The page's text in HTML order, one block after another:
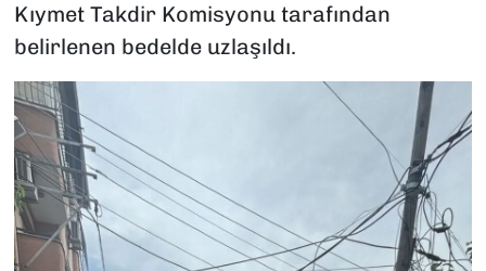
Kıymet Takdir Komisyonu tarafından
belirlenen bedelde uzlaşıldı.